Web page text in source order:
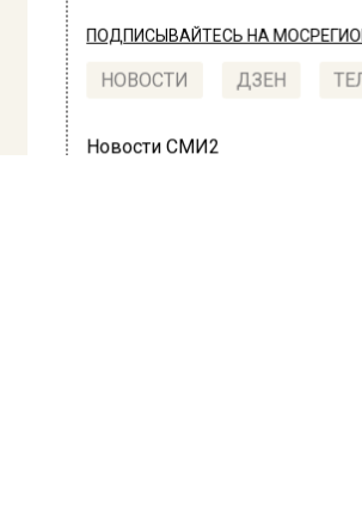
ПОДПИСЫВАЙТЕСЬ НА
НОВОСТИ ДЗЕН
Новости СМИ2